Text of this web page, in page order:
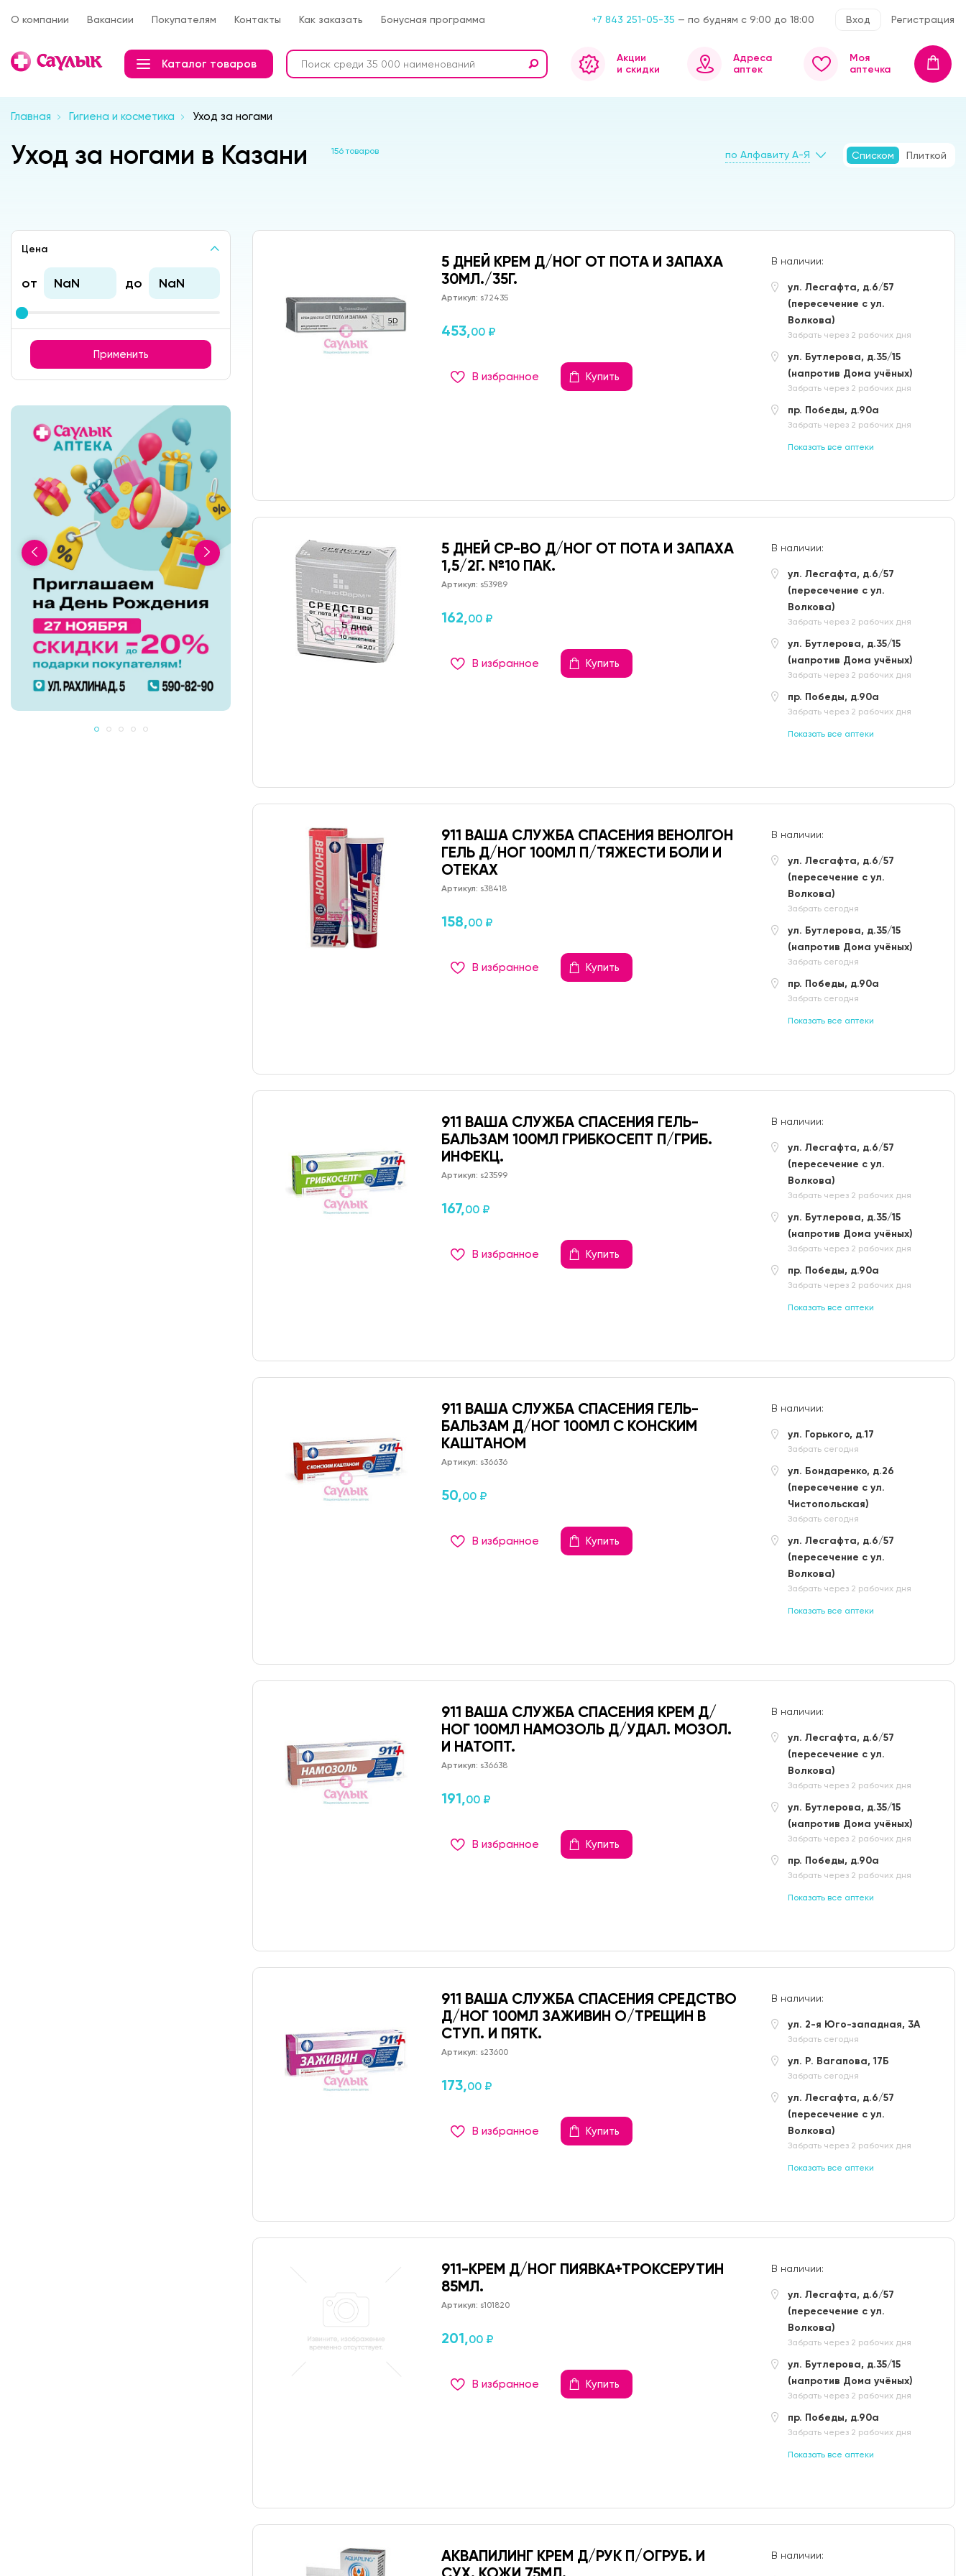
О компании Вакансии Покупателям Контакты Как заказать Бонусная программа +7 843 251-05-35 — по будням с 9:00 до 18:00 Вход Регистрация
Каталог товаров
Акции
и скидки
Адреса
аптек
Моя
аптечка
Главная Гигиена и косметика Уход за ногами
Уход за ногами в Казани 156 товаров по Алфавиту А-Я Списком Плиткой
Цена
от до
Применить
5 ДНЕЙ КРЕМ Д/НОГ ОТ ПОТА И ЗАПАХА
30МЛ./35Г.
Артикул: s72435
453,00 ₽
В избранное Купить
В наличии:
ул. Лесгафта, д.6/57
(пересечение с ул.
Волкова)
Забрать через 2 рабочих дня
ул. Бутлерова, д.35/15
(напротив Дома учёных)
Забрать через 2 рабочих дня
пр. Победы, д.90а
Забрать через 2 рабочих дня
Показать все аптеки
5 ДНЕЙ СР-ВО Д/НОГ ОТ ПОТА И ЗАПАХА
1,5/2Г. №10 ПАК.
Артикул: s53989
162,00 ₽
В избранное Купить
В наличии:
ул. Лесгафта, д.6/57
(пересечение с ул.
Волкова)
Забрать через 2 рабочих дня
ул. Бутлерова, д.35/15
(напротив Дома учёных)
Забрать через 2 рабочих дня
пр. Победы, д.90а
Забрать через 2 рабочих дня
Показать все аптеки
911 ВАША СЛУЖБА СПАСЕНИЯ ВЕНОЛГОН
ГЕЛЬ Д/НОГ 100МЛ П/ТЯЖЕСТИ БОЛИ И
ОТЕКАХ
Артикул: s38418
158,00 ₽
В избранное Купить
В наличии:
ул. Лесгафта, д.6/57
(пересечение с ул.
Волкова)
Забрать сегодня
ул. Бутлерова, д.35/15
(напротив Дома учёных)
Забрать сегодня
пр. Победы, д.90а
Забрать сегодня
Показать все аптеки
911 ВАША СЛУЖБА СПАСЕНИЯ ГЕЛЬ-
БАЛЬЗАМ 100МЛ ГРИБКОСЕПТ П/ГРИБ.
ИНФЕКЦ.
Артикул: s23599
167,00 ₽
В избранное Купить
В наличии:
ул. Лесгафта, д.6/57
(пересечение с ул.
Волкова)
Забрать через 2 рабочих дня
ул. Бутлерова, д.35/15
(напротив Дома учёных)
Забрать через 2 рабочих дня
пр. Победы, д.90а
Забрать через 2 рабочих дня
Показать все аптеки
911 ВАША СЛУЖБА СПАСЕНИЯ ГЕЛЬ-
БАЛЬЗАМ Д/НОГ 100МЛ С КОНСКИМ
КАШТАНОМ
Артикул: s36636
50,00 ₽
В избранное Купить
В наличии:
ул. Горького, д.17
Забрать сегодня
ул. Бондаренко, д.26
(пересечение с ул.
Чистопольская)
Забрать сегодня
ул. Лесгафта, д.6/57
(пересечение с ул.
Волкова)
Забрать через 2 рабочих дня
Показать все аптеки
911 ВАША СЛУЖБА СПАСЕНИЯ КРЕМ Д/
НОГ 100МЛ НАМОЗОЛЬ Д/УДАЛ. МОЗОЛ.
И НАТОПТ.
Артикул: s36638
191,00 ₽
В избранное Купить
В наличии:
ул. Лесгафта, д.6/57
(пересечение с ул.
Волкова)
Забрать через 2 рабочих дня
ул. Бутлерова, д.35/15
(напротив Дома учёных)
Забрать через 2 рабочих дня
пр. Победы, д.90а
Забрать через 2 рабочих дня
Показать все аптеки
911 ВАША СЛУЖБА СПАСЕНИЯ СРЕДСТВО
Д/НОГ 100МЛ ЗАЖИВИН О/ТРЕЩИН В
СТУП. И ПЯТК.
Артикул: s23600
173,00 ₽
В избранное Купить
В наличии:
ул. 2-я Юго-западная, 3А
Забрать сегодня
ул. Р. Вагапова, 17Б
Забрать сегодня
ул. Лесгафта, д.6/57
(пересечение с ул.
Волкова)
Забрать через 2 рабочих дня
Показать все аптеки
911-КРЕМ Д/НОГ ПИЯВКА+ТРОКСЕРУТИН
85МЛ.
Артикул: s101820
201,00 ₽
В избранное Купить
В наличии:
ул. Лесгафта, д.6/57
(пересечение с ул.
Волкова)
Забрать через 2 рабочих дня
ул. Бутлерова, д.35/15
(напротив Дома учёных)
Забрать через 2 рабочих дня
пр. Победы, д.90а
Забрать через 2 рабочих дня
Показать все аптеки
АКВАПИЛИНГ КРЕМ Д/РУК П/ОГРУБ. И
В наличии: